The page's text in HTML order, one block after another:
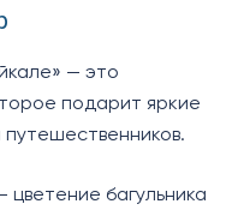
— это
подарит яркие
цветение багульника